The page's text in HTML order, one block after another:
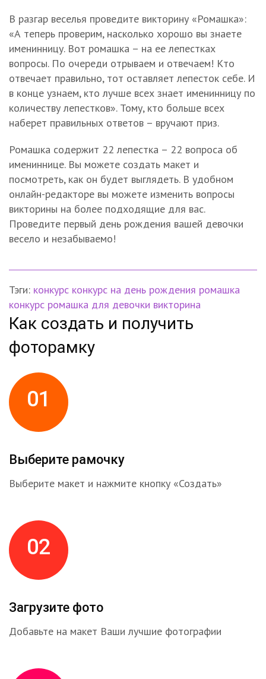
В разгар веселья проведите викторину «Ромашка»:
«А теперь проверим, насколько хорошо вы знаете
именинницу. Вот ромашка – на ее лепестках
вопросы. По очереди отрываем и отвечаем! Кто
отвечает правильно, тот оставляет лепесток себе. И
в конце узнаем, кто лучше всех знает именинницу по
количеству лепестков». Тому, кто больше всех
наберет правильных ответов – вручают приз.
Ромашка содержит 22 лепестка – 22 вопроса об
имениннице. Вы можете создать макет и
посмотреть, как он будет выглядеть. В удобном
онлайн-редакторе вы можете изменить вопросы
викторины на более подходящие для вас.
Проведите первый день рождения вашей девочки
весело и незабываемо!
Тэги: конкурс конкурс на день рождения ромашка
конкурс ромашка для девочки викторина
Как создать и получить
фоторамку
01
Выберите рамочку
Выберите макет и нажмите кнопку «Создать»
02
Загрузите фото
Добавьте на макет Ваши лучшие фотографии